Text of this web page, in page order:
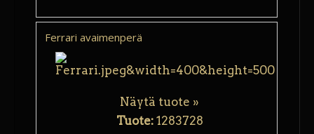
Ferrari avaimenperä
Näytä tuote »
Tuote: 1283728